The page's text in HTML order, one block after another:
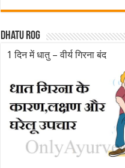
Dhatu rog
1 दिन में धातु – वीर्य गिरना बंद